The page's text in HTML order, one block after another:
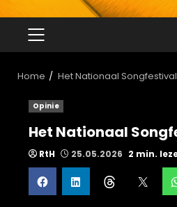
PRIMAIR
MENU
Home Het Nationaal Songfestival
Opinie
Het Nationaal
RtH 25.05.2026 2 min.